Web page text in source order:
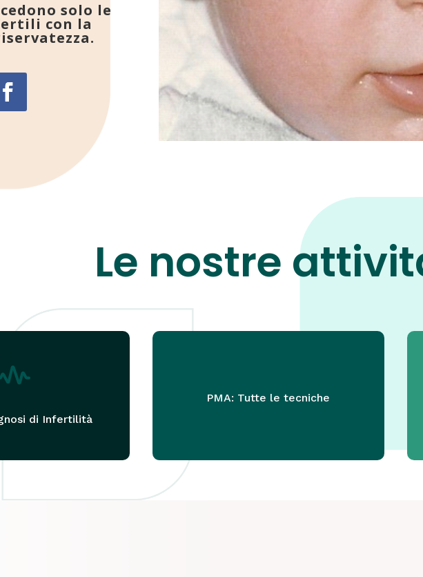
solo le
con la
Le nostre
di Infertilità
PMA: Tutte le tecniche